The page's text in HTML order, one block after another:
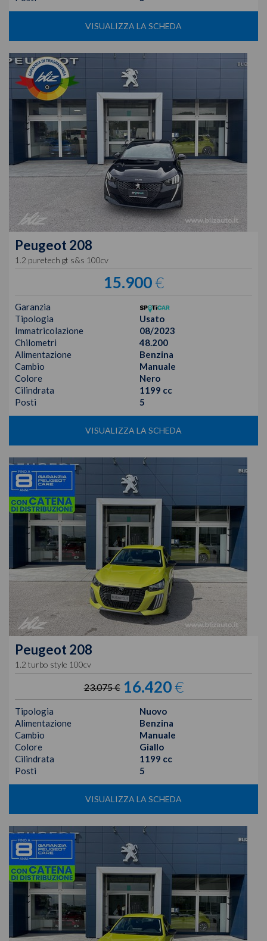
VISUALIZZA LA SCHEDA
Peugeot 208
1.2 puretech gt s&s 100cv
15.900€
Garanzia
Tipologia
Usato
Immatricolazione
08/2023
Chilometri
48.200
Alimentazione
Benzina
Cambio
Manuale
Colore
Nero
Cilindrata
1199 cc
Posti
5
VISUALIZZA LA SCHEDA
Peugeot 208
1.2 turbo style 100cv
23.075 € 16.420€
Tipologia
Nuovo
Alimentazione
Benzina
Cambio
Manuale
Colore
Giallo
Cilindrata
1199 cc
Posti
5
VISUALIZZA LA SCHEDA